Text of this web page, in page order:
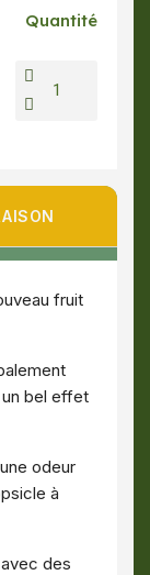
Quantité
fruit
bel effet
odeur
à
des